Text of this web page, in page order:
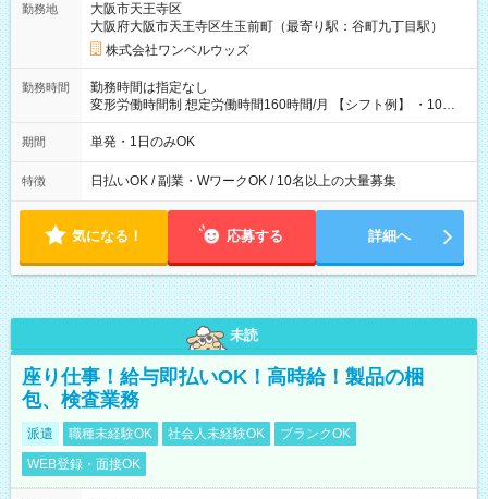
勤務地
大阪市天王寺区
大阪府大阪市天王寺区生玉前町（最寄り駅：谷町九丁目駅）
株式会社ワンベルウッズ
勤務時間
勤務時間は指定なし
変形労働時間制 想定労働時間160時間/月 【シフト例】 ・10：
00～20：00
期間 単発・1日のみOK
特徴 日払いOK / 副業・WワークOK / 10名以上の大量募集
気になる！ 応募する 詳細へ
未読
座り仕事！給与即払いOK！高時給！製品の梱
包、検査業務
派遣 職種未経験OK 社会人未経験OK
ブランクOK
WEB登録・面接OK